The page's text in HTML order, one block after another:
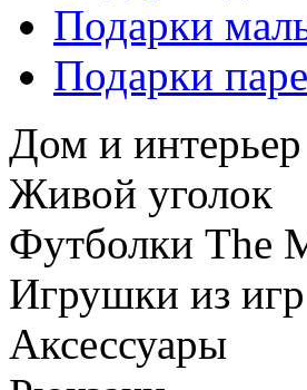
Подарки
Подарки паре
Дом и интерьер
Живой уголок
Футболки The
Игрушки из
Аксессуары